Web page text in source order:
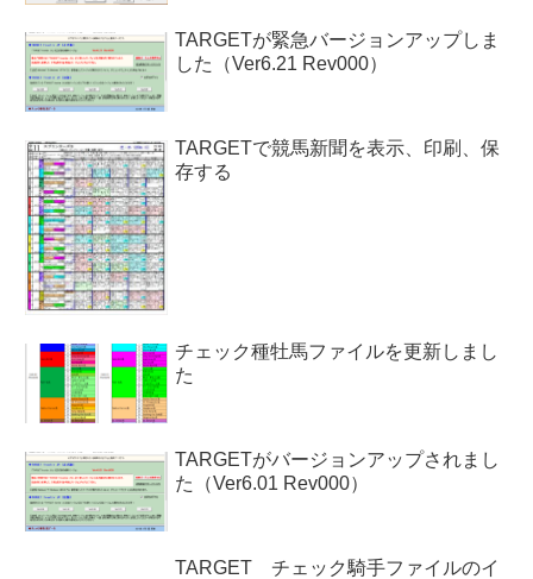
TARGETが緊急バージョンアップしま
した（Ver6.21 Rev000）
TARGETで競馬新聞を表示、印刷、保
存する
チェック種牡馬ファイルを更新しまし
た
TARGETがバージョンアップされまし
た（Ver6.01 Rev000）
TARGET チェック騎手ファイルのイ